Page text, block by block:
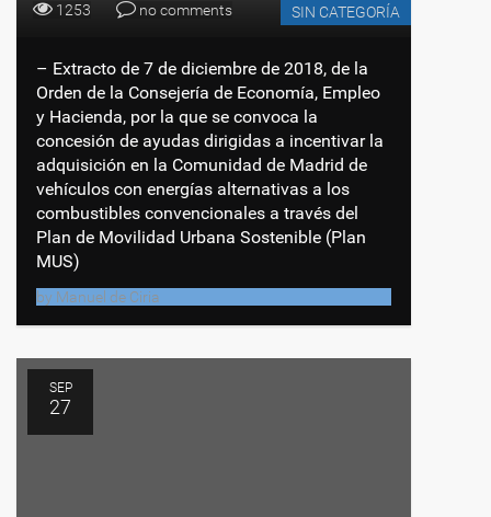
1253 no comments SIN CATEGORÍA
– Extracto de 7 de diciembre de 2018, de la
Orden de la Consejería de Economía, Empleo
y Hacienda, por la que se convoca la
concesión de ayudas dirigidas a incentivar la
adquisición en la Comunidad de Madrid de
vehículos con energías alternativas a los
combustibles convencionales a través del
Plan de Movilidad Urbana Sostenible (Plan
MUS)
by Manuel de Ciria
SEP
27